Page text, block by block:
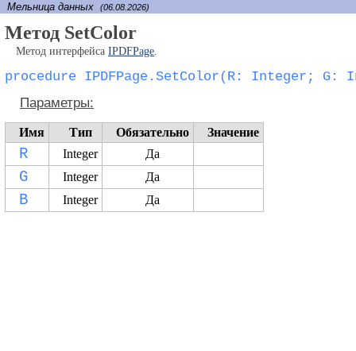
Мельница данных (06.08.2026)
Метод SetColor
Метод интерфейса IPDFPage.
procedure IPDFPage.SetColor(R: Integer;
Параметры:
Имя Тип Обязательно Значение
R Integer Да
G Integer Да
B Integer Да